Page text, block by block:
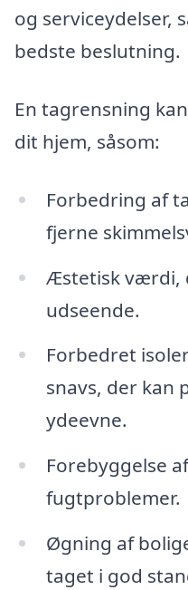
og serviceydelser,
bedste beslutning.
En tagrensning
dit hjem, såsom:
Forbedring af
fjerne
Æstetisk værdi,
udseende.
Forbedret
snavs, der kan
ydeevne.
Forebyggelse
fugtproblemer.
Øgning af
taget i god